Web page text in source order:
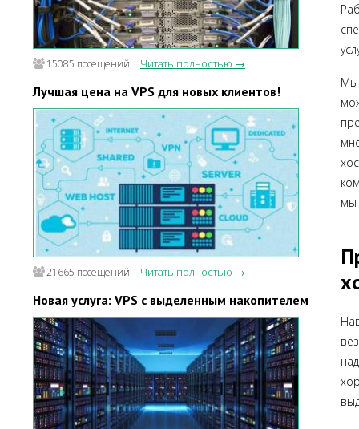
15085 посещений Читать полностью →
Лучшая цена на VPS для новых клиентов!
21665 посещений Читать полностью →
Новая услуга: VPS с выделенным накопителем
Мы
мы